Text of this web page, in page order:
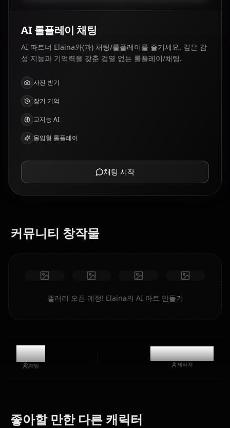
AI 롤플레이 채팅
AI 파트너 Elaina와(과) 채팅/롤플레이를 즐기세요. 깊은 감
성 지능과 기억력을 갖춘 검열 없는 롤플레이/채팅.
사진 받기
장기 기억
고지능 AI
몰입형 롤플레이
채팅 시작
커뮤니티 창작물
갤러리 오픈 예정! Elaina의 AI 아트 만들기
4.7k
채팅
@kinayymon
제작자
좋아할 만한 다른 캐릭터
(Darling In
Nami (One